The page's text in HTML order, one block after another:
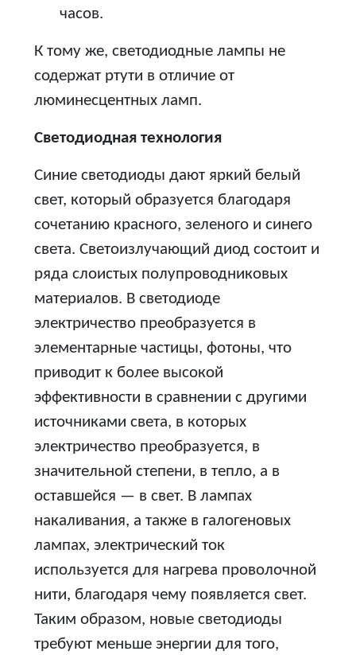
часов.
К тому же, светодиодные лампы не
содержат ртути в отличие от
люминесцентных ламп.
Светодиодная технология
Синие светодиоды дают яркий белый
свет, который образуется благодаря
сочетанию красного, зеленого и синего
света. Светоизлучающий диод состоит и
ряда слоистых полупроводниковых
материалов. В светодиоде
электричество преобразуется в
элементарные частицы, фотоны, что
приводит к более высокой
эффективности в сравнении с другими
источниками света, в которых
электричество преобразуется, в
значительной степени, в тепло, а в
оставшейся — в свет. В лампах
накаливания, а также в галогеновых
лампах, электрический ток
используется для нагрева проволочной
нити, благодаря чему появляется свет.
Таким образом, новые светодиоды
требуют меньше энергии для того,